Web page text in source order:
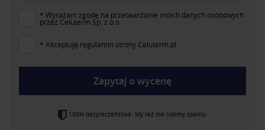
* Wyrażam zgodę na przetwarzanie moich danych osobowych
przez Celuterm Sp. z o.o.
* Akceptuję regulamin strony Celuterm.pl.
Zapytaj o wycenę
100% bezpieczeństwa. My też nie lubimy spamu.